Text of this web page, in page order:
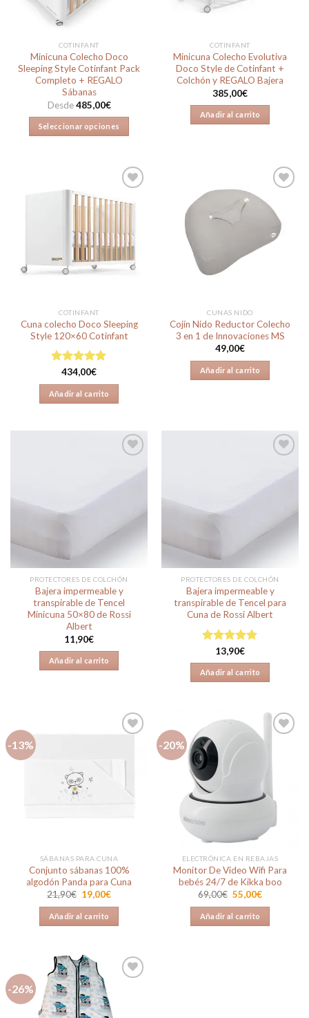
elegir
página
de
producto
COTINFANT
Minicuna Colecho Doco
Sleeping Style Cotinfant Pack
Completo + REGALO
Sábanas
Desde485,00€
Seleccionar opciones
variantes.
opciones
se
pueden
elegir
página
de
COTINFANT
Minicuna Colecho Evolutiva
Doco Style de Cotinfant +
Colchón y REGALO Bajera
385,00€
Añadir al carrito
a la
lista de
deseos
COTINFANT
Cuna colecho Doco Sleeping
Style 120×60 Cotinfant
Valorado en
5.00de 5
434,00€
Añadir al carrito
Añadir
a la
lista de
CUNAS NIDO
Cojín Nido Reductor Colecho
3 en 1 de Innovaciones MS
49,00€
Añadir al carrito
PROTECTORES DE COLCHÓN
Bajera impermeable y
transpirable de Tencel
Minicuna 50×80 de Rossi
Albert
11,90€
Añadir al carrito
PROTECTORES DE COLCHÓN
Bajera impermeable y
transpirable de Tencel para
Cuna de Rossi Albert
Valorado en
5.00de 5
13,90€
Añadir al carrito
-13%
deseos
SÁBANAS PARA CUNA
Conjunto sábanas 100%
algodón Panda para Cuna
21,90€ El
precio
original
era:
21,90€.
19,00€El
19,00€.
Añadir al carrito
-20%
deseos
ELECTRÓNICA EN REBAJAS
Monitor De Video Wifi Para
bebés 24/7 de Kikka boo
69,00€ El
precio
original
era:
69,00€.
55,00€El
55,00€.
Añadir al carrito
-26%